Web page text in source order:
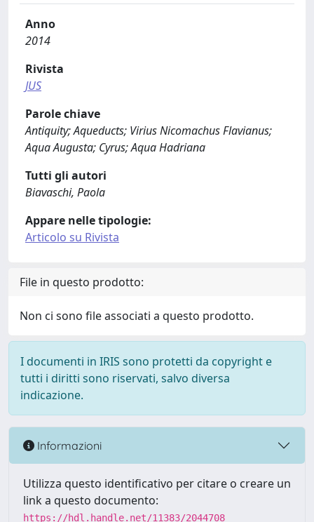
Anno
2014
Rivista
JUS
Parole chiave
Antiquity; Aqueducts; Virius Nicomachus Flavianus;
Aqua Augusta; Cyrus; Aqua Hadriana
Tutti gli autori
Biavaschi, Paola
Appare nelle tipologie:
Articolo su Rivista
File in questo prodotto:
Non ci sono file associati a questo prodotto.
I documenti in IRIS sono protetti da copyright e
tutti i diritti sono riservati, salvo diversa
indicazione.
Informazioni
Utilizza questo identificativo per citare o creare un
link a questo documento:
https://hdl.handle.net/11383/2044708